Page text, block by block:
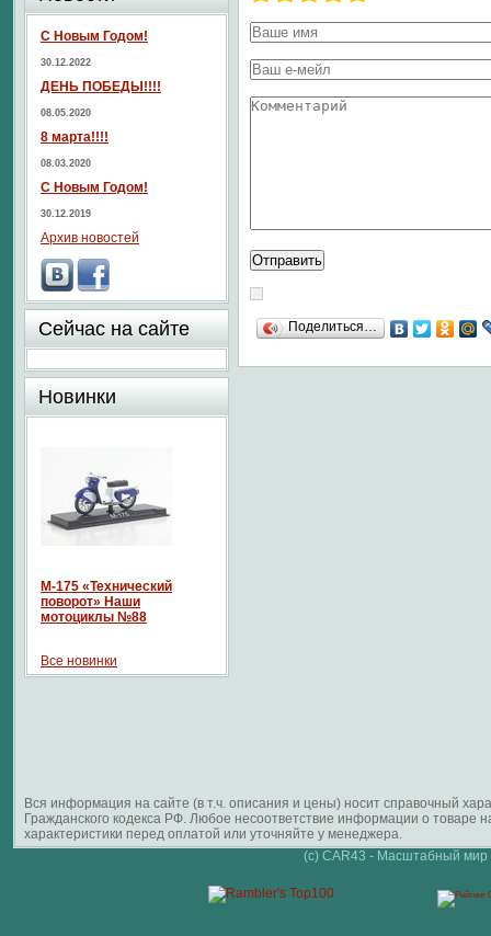
Поделиться…
С Новым Годом!
30.12.2022
ДЕНЬ ПОБЕДЫ!!!!
08.05.2020
8 марта!!!!
08.03.2020
С Новым Годом!
30.12.2019
Архив новостей
Сейчас на сайте
Новинки
М-175 «Технический
поворот» Наши
мотоциклы №88
Все новинки
Вся информация на сайте (в т.ч. описания и цены) носит справочный
Гражданского кодекса РФ. Любое несоответствие информации о
характеристики перед оплатой или уточняйте у менеджера.
(c) CAR43 - Масштабный мир